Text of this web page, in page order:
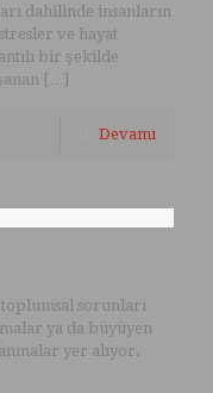
dahilinde insanların
ve hayat
bir şekilde
[…]
Devamı
toplumsal sorunları
ya da büyüyen
yer alıyor.